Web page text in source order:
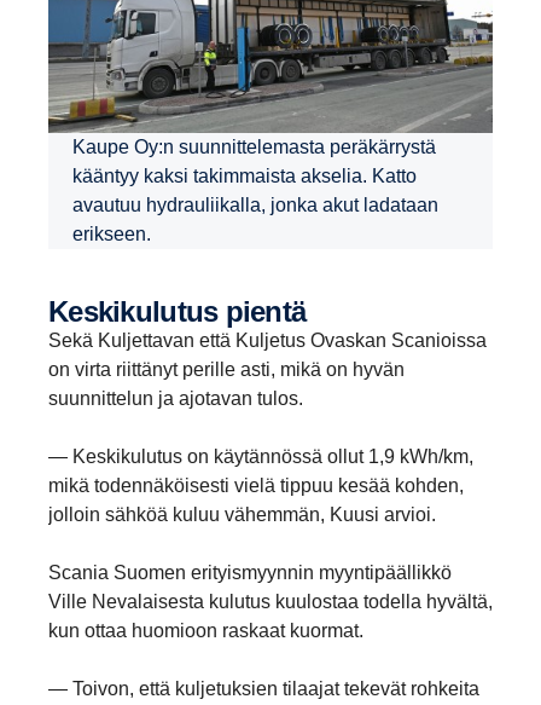
Kaupe Oy:n suunnittelemasta peräkärrystä
kääntyy kaksi takimmaista akselia. Katto
avautuu hydrauliikalla, jonka akut ladataan
erikseen.
Keski­ku­lutus pientä
Sekä Kuljettavan että Kuljetus Ovaskan Scanioissa
on virta riittänyt perille asti, mikä on hyvän
suunnittelun ja ajotavan tulos.
— Keskikulutus on käytännössä ollut 1,9 kWh/km,
mikä todennäköisesti vielä tippuu kesää kohden,
jolloin sähköä kuluu vähemmän, Kuusi arvioi.
Scania Suomen erityismyynnin myyntipäällikkö
Ville Nevalaisesta kulutus kuulostaa todella hyvältä,
kun ottaa huomioon raskaat kuormat.
— Toivon, että kuljetuksien tilaajat tekevät rohkeita